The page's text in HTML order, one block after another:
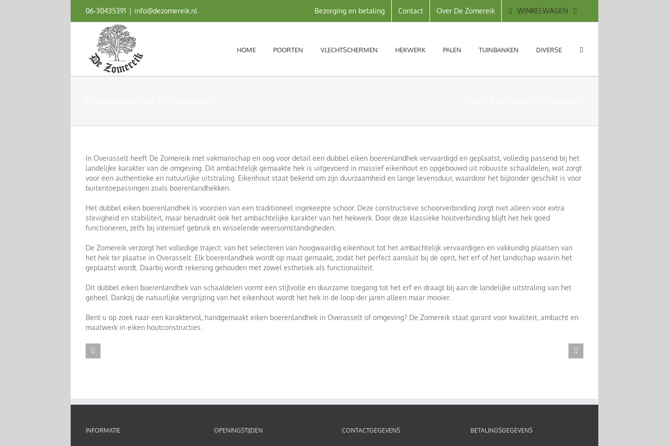
06‑30435391 | info@dezomereik.nl Bezorging en betaling Contact Over De Zomereik WINKELWAGEN
HOME POORTEN VLECHTSCHERMEN HEKWERK PALEN TUINBANKEN DIVERSE
In Overasselt heeft De Zomereik met vakmanschap en oog voor detail een dubbel eiken boerenlandhek vervaardigd en geplaatst, volledig passend bij het
landelijke karakter van de omgeving. Dit ambachtelijk gemaakte hek is uitgevoerd in massief eikenhout en opgebouwd uit robuuste schaaldelen, wat zorgt
voor een authentieke en natuurlijke uitstraling. Eikenhout staat bekend om zijn duurzaamheid en lange levensduur, waardoor het bijzonder geschikt is voor
buitentoepassingen zoals boerenlandhekken.
Het dubbel eiken boerenlandhek is voorzien van een traditioneel ingekeepte schoor. Deze constructieve schoorverbinding zorgt niet alleen voor extra
stevigheid en stabiliteit, maar benadrukt ook het ambachtelijke karakter van het hekwerk. Door deze klassieke houtverbinding blijft het hek goed
functioneren, zelfs bij intensief gebruik en wisselende weersomstandigheden.
De Zomereik verzorgt het volledige traject: van het selecteren van hoogwaardig eikenhout tot het ambachtelijk vervaardigen en vakkundig plaatsen van
het hek ter plaatse in Overasselt. Elk boerenlandhek wordt op maat gemaakt, zodat het perfect aansluit bij de oprit, het erf of het landschap waarin het
geplaatst wordt. Daarbij wordt rekening gehouden met zowel esthetiek als functionaliteit.
Dit dubbel eiken boerenlandhek van schaaldelen vormt een stijlvolle en duurzame toegang tot het erf en draagt bij aan de landelijke uitstraling van het
geheel. Dankzij de natuurlijke vergrijzing van het eikenhout wordt het hek in de loop der jaren alleen maar mooier.
Bent u op zoek naar een karaktervol, handgemaakt eiken boerenlandhek in Overasselt of omgeving? De Zomereik staat garant voor kwaliteit, ambacht en
maatwerk in eiken houtconstructies.
INFORMATIE OPENINGSTIJDEN CONTACTGEGEVENS BETALINGSGEGEVENS